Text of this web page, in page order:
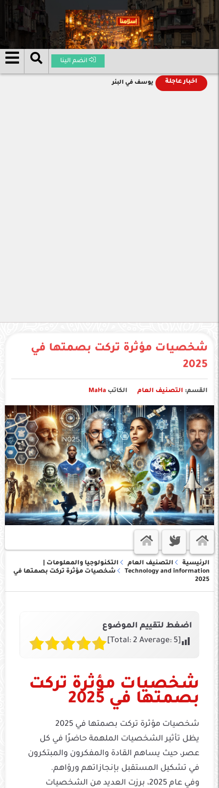
انضم الينا
اخبار عاجلة يوسف في البئر
شخصيات مؤثرة تركت بصمتها في
2025
القسم: التصنيف العام الكاتب MaHa
الرئيسية التصنيف العام
التكنولوجيا والمعلومات |
Technology and information
شخصيات مؤثرة تركت بصمتها في
2025
اضغط لتقييم الموضوع
2 Average: 5
شخصيات مؤثرة تركت
بصمتها في 2025
شخصيات مؤثرة تركت بصمتها في 2025
يظل تأثير الشخصيات الملهمة حاضرًا في كل
عصر، حيث يساهم القادة والمفكرون والمبتكرون
في تشكيل المستقبل بإنجازاتهم ورؤاهم.
وفي عام 2025، برزت العديد من الشخصيات